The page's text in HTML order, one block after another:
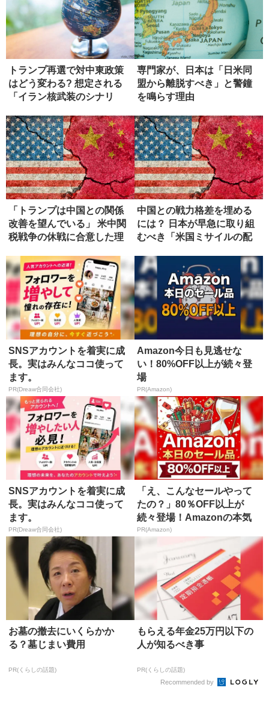
トランプ再選で対中東政策
はどう変わる? 想定される
「イラン核武装のシナリ
専門家が、日本は「日米同
盟から離脱すべき」と警鐘
を鳴らす理由
「トランプは中国との関係
改善を望んでいる」 米中関
税戦争の休戦に合意した理
中国との戦力格差を埋める
には？ 日本が早急に取り組
むべき「米国ミサイルの配
SNSアカウントを着実に成
長。実はみんなココ使って
ます。
PR(Dreaw合同会社)
Amazon今日も見逃せな
い！80%OFF以上が続々登
場
PR(Amazon)
SNSアカウントを着実に成
長。実はみんなココ使って
ます。
PR(Dreaw合同会社)
「え、こんなセールやって
たの？」80％OFF以上が
続々登場！Amazonの本気
が...
PR(Amazon)
お墓の撤去にいくらかか
る？墓じまい費用
PR(くらしの話題)
もらえる年金25万円以下の
人が知るべき事
PR(くらしの話題)
Recommended by